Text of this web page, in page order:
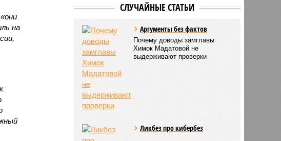
«они
на
СЛУЧАЙНЫЕ СТАТЬИ
Аргументы без фактов
Почему доводы замглавы
Химок Мадатовой не
выдерживают проверки
Ликбез про кибербез